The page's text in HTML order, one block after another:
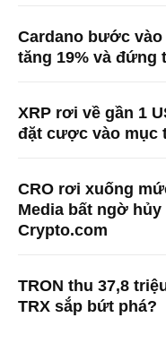
Cardano bước
tăng 19% và đứng
XRP rơi về gần 1
đặt cược vào mục
CRO rơi xuống
Media bất ngờ
Crypto.com
TRON thu 37,8
TRX sắp bứt phá?